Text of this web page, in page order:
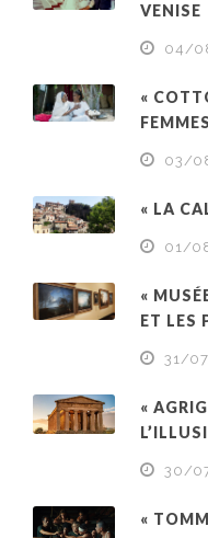
VENISE
04/
«
FEMMES
03/
« LA
01/
«
ET LES
31/
«
30/
«